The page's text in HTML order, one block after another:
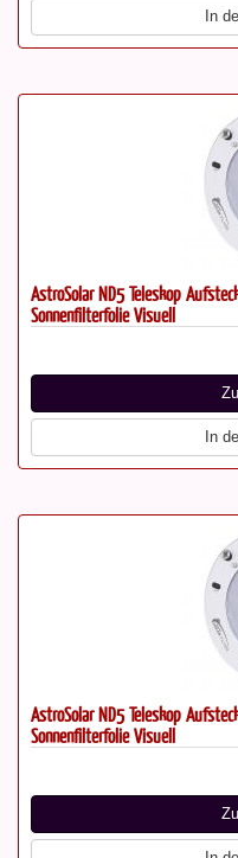
In
AstroSolar ND5 Teleskop
Sonnenfilterfolie Visuell
In
AstroSolar ND5 Teleskop
Sonnenfilterfolie Visuell